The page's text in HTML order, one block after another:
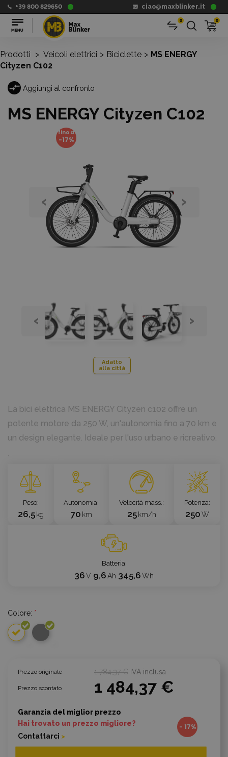
+39 800 829650 ciao@maxblinker.it
0 0
Prodotti > Veicoli elettrici > Biciclette > MS ENERGY
Cityzen C102
Aggiungi al confronto
MS ENERGY Cityzen C102
fino a
-17%
‹ ›
‹ ›
Adatto
alla città
La bici elettrica MS ENERGY Cityzen c102 offre un
potente motore da 250 W, un'autonomia fino a 70 km e
un design elegante. Ideale per l'uso urbano e ricreativo.
`
Peso
26,5 kg
Autonomia
70 km
Velocità mass.
25 km/h
Potenza
250W
Batteria
36V 9,6Ah 345,6Wh
Colore: *
Prezzo originale
Prezzo scontato
1 784,37 € IVA inclusa
1 484,37 €
- 17%
Garanzia del miglior prezzo
Hai trovato un prezzo migliore?
Contattarci